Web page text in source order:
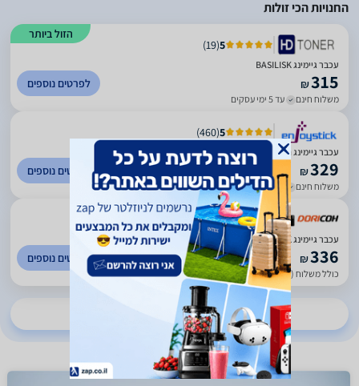
החנויות הכי זולות
הזול ביותר
5
(
19
)
עכבר גיימינג BASILISK
₪315
משלוח חינם עד 5 ימי עסקים
לפרטים נוספים
5
(
460
)
‏עכבר גיימינג ‏חוטי Razer Basilisk רייזר
₪329
משלוח חינם עד 5 ימי עסקים
לפרטים נוספים
5
(
28
)
עכבר גיימינג BASILISK
₪336
כולל משלוח (20 ₪) עד 5 ימי עסקים
לפרטים נוספים
להשוואת מחירים ב-20 חנויות נוספות